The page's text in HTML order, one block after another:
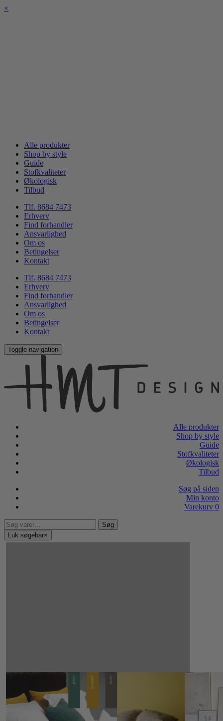
×
Alle produkter
Shop by style
Guide
Stofkvaliteter
Økologisk
Tilbud
Tlf. 8684 7473
Erhverv
Find forhandler
Ansvarlighed
Om os
Betingelser
Kontakt
Tlf. 8684 7473
Erhverv
Find forhandler
Ansvarlighed
Om os
Betingelser
Kontakt
Toggle navigation
Alle produkter
Shop by style
Guide
Stofkvaliteter
Økologisk
Tilbud
Søg på siden
Min konto
Varekurv 0
Søg
efter:
Søg
Luk søgebar×